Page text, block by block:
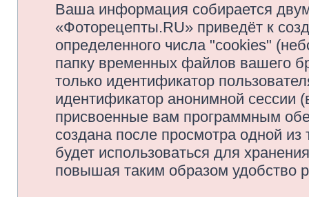
Ваша информация собирается
«Фоторецепты.RU» приведёт к
определенного числа "cookies"
папку временных файлов вашего
только идентификатор
идентификатор анонимной сессии
присвоенные вам программным
создана после просмотра одной
будет использоваться для
повышая таким образом удобство